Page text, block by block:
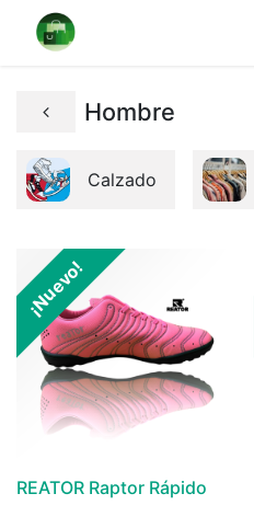
Hombre
Calzado
¡Nuevo!
REATOR Raptor Rápido